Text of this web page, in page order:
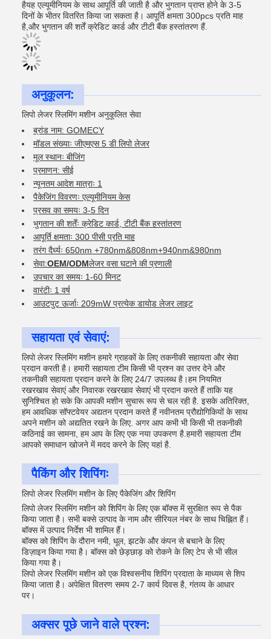
हैयह एल्यूमीनियम के साथ आपूर्ति की जाती है और भुगतान प्राप्त होने के 3-5
दिनों के भीतर वितरित किया जा सकता है। आपूर्ति क्षमता 300pcs प्रति माह
है,और भुगतान की शर्तें क्रेडिट कार्ड और टीटी बैंक हस्तांतरण हैं.
अनुकूलन:
लिपो लेजर स्लिमिंग मशीन अनुकूलित सेवा
ब्रांड नाम: GOMECY
मॉडल संख्याः जीएमएस 5 डी लिपो लेजर
मूल स्थानः बीजिंग
प्रमाणन: सीई
न्यूनतम आदेश मात्राः 1
पैकेजिंग विवरणः एल्यूमीनियम केस
प्रसव का समयः 3-5 दिन
भुगतान की शर्तेंः क्रेडिट कार्ड, टीटी बैंक हस्तांतरण
आपूर्ति क्षमताः 300 पीसी प्रति माह
तरंग दैर्ध्यः 650nm +780nm&808nm+940nm&980nm
सेवा:OEM/ODMलेजर वसा घटाने की प्रणाली
उपचार का समयः 1-60 मिनट
वारंटीः 1 वर्ष
आउटपुट ऊर्जाः 209mW प्रत्येक डायोड लेजर लाइट
सहायता एवं सेवाएं:
लिपो लेजर स्लिमिंग मशीन हमारे ग्राहकों के लिए तकनीकी सहायता और सेवा
प्रदान करती है। हमारी सहायता टीम किसी भी प्रश्न का उत्तर देने और
तकनीकी सहायता प्रदान करने के लिए 24/7 उपलब्ध है।हम नियमित
रखरखाव सेवाएं और निवारक रखरखाव सेवाएं भी प्रदान करते हैं ताकि यह
सुनिश्चित हो सके कि आपकी मशीन सुचारू रूप से चल रही है. इसके अतिरिक्त,
हम आवधिक सॉफ्टवेयर अद्यतन प्रदान करते हैं नवीनतम प्रौद्योगिकियों के साथ
अपने मशीन को अद्यतित रखने के लिए. अगर आप कभी भी किसी भी तकनीकी
कठिनाई का सामना, हम आप के लिए एक नया उपकरण है.हमारी सहायता टीम
आपको समाधान खोजने में मदद करने के लिए यहां है.
पैकिंग और शिपिंगः
लिपो लेजर स्लिमिंग मशीन के लिए पैकेजिंग और शिपिंग
लिपो लेजर स्लिमिंग मशीन को शिपिंग के लिए एक बॉक्स में सुरक्षित रूप से पैक
किया जाता है। सभी बक्से उत्पाद के नाम और सीरियल नंबर के साथ चिह्नित हैं।
बॉक्स में उत्पाद निर्देश भी शामिल हैं।
बॉक्स को शिपिंग के दौरान नमी, धूल, झटके और कंपन से बचाने के लिए
डिज़ाइन किया गया है। बॉक्स को छेड़छाड़ को रोकने के लिए टेप से भी सील
किया गया है।
लिपो लेजर स्लिमिंग मशीन को एक विश्वसनीय शिपिंग प्रदाता के माध्यम से शिप
किया जाता है। अपेक्षित वितरण समय 2-7 कार्य दिवस है, गंतव्य के आधार
पर।
अक्सर पूछे जाने वाले प्रश्न: